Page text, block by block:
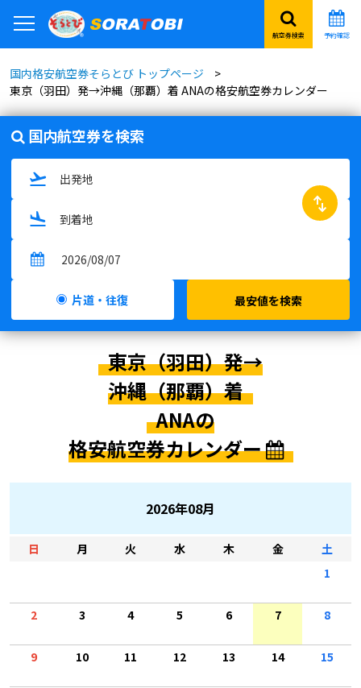
航空券検索 予約確認
国内格安航空券そらとび トップページ
東京（羽田）発→沖縄（那覇）着 ANAの格安航空券カレンダー
国内航空券を検索
swap_horiz
片道・往復 最安値を検索
東京（羽田）発→
沖縄（那覇）着
ANAの
格安航空券カレンダー
2026年08月
日 月 火 水 木 金
土
1
2 3 4 5 6 7 8
9 10 11 12 13 14 15